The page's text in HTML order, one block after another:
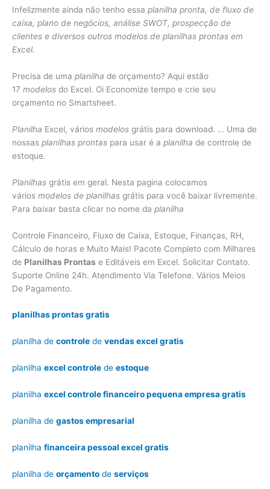
Infelizmente ainda não tenho essa planilha pronta, de fluxo de
caixa, plano de negócios, análise SWOT, prospecção de
clientes e diversos outros modelos de planilhas prontas em
Excel.
Precisa de uma planilha de orçamento? Aqui estão
17 modelos do Excel. Oi Economize tempo e crie seu
orçamento no Smartsheet.
Planilha Excel, vários modelos grátis para download. … Uma de
nossas planilhas prontas para usar é a planilha de controle de
estoque.
Planilhas grátis em geral. Nesta pagina colocamos
vários modelos de planilhas grátis para você baixar livremente.
Para baixar basta clicar no nome da planilha
Controle Financeiro, Fluxo de Caixa, Estoque, Finanças, RH,
Cálculo de horas e Muito Mais! Pacote Completo com Milhares
de Planilhas Prontas e Editáveis em Excel. Solicitar Contato.
Suporte Online 24h. Atendimento Via Telefone. Vários Meios
De Pagamento.
planilhas prontas gratis
planilha de controle de vendas excel gratis
planilha excel controle de estoque
planilha excel controle financeiro pequena empresa gratis
planilha de gastos empresarial
planilha financeira pessoal excel gratis
planilha de orçamento de serviços